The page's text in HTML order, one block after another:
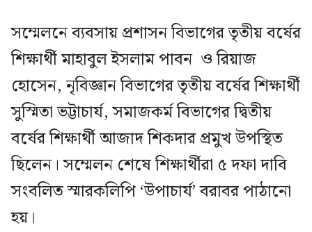
সম্মেলনে ব্যবসায় প্রশাসন বিভাগের তৃতীয় বর্ষের
শিক্ষার্থী মাহাবুল ইসলাম পাবন ও রিয়াজ
হোসেন, নৃবিজ্ঞান বিভাগের তৃতীয় বর্ষের শিক্ষার্থী
সুস্মিতা ভট্টাচার্য, সমাজকর্ম বিভাগের দ্বিতীয়
বর্ষের শিক্ষার্থী আজাদ শিকদার প্রমুখ উপস্থিত
ছিলেন। সম্মেলন শেষে শিক্ষার্থীরা ৫ দফা দাবি
সংবলিত স্মারকলিপি ‘উপাচার্য’ বরাবর পাঠানো
হয়।